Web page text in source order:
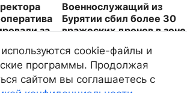
за
Военнослужащий из
Бурятии сбил более 30
вражеских дронов в зоне
1592
cookie-файлы и
программы. Продолжая
сайтом вы соглашаетесь с